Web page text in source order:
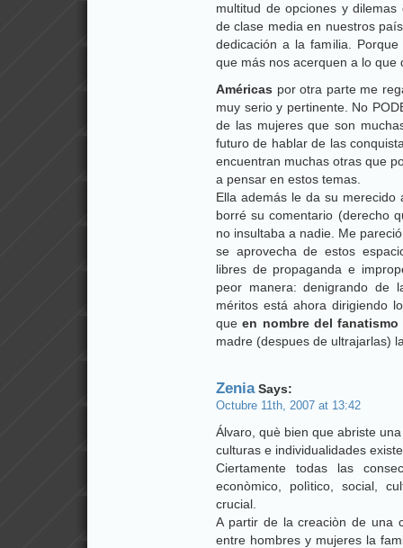
multitud de opciones y
de clase media en nuestros
dedicación a la familia.
que más nos acerquen a lo
Américas por otra parte me
muy serio y pertinente. No
de las mujeres que son
futuro de hablar de las
encuentran muchas otras que
a pensar en estos temas.
Ella además le da su
borré su comentario (derecho
no insultaba a nadie. Me
se aprovecha de estos
libres de propaganda e
peor manera: denigrando de
méritos está ahora dirigiendo
queen nombre del fanatismo
madre (despues de ultrajarlas)
ZeniaSays:
Octubre 11th, 2007 at 13:42
Álvaro, què bien que abriste
culturas e individualidades
Ciertamente todas las
econòmico, polìtico, social,
crucial.
A partir de la creaciòn de una
entre hombres y mujeres la